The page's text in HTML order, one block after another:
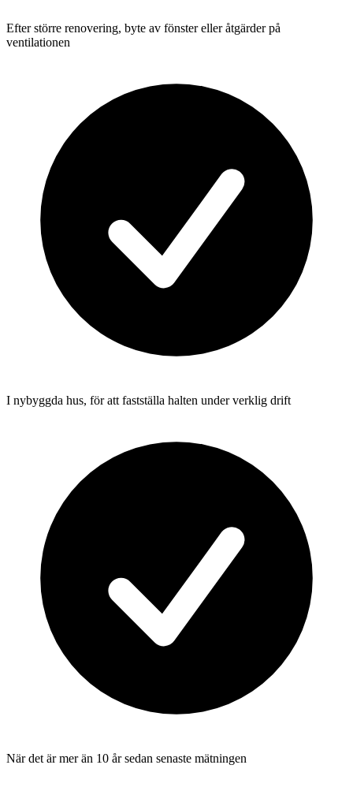
Efter större renovering, byte av fönster eller åtgärder på
ventilationen
I nybyggda hus, för att fastställa halten under verklig drift
När det är mer än 10 år sedan senaste mätningen